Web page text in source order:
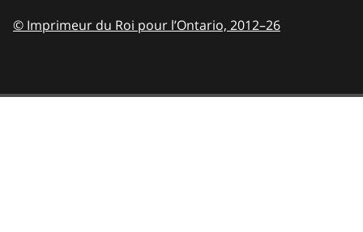
© Imprimeur du Roi pour l’Ontario, 2012–26